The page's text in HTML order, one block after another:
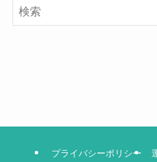
プライバシーポリシー